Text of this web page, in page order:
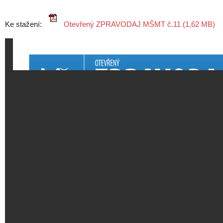
Ke stažení: Otevřený ZPRAVODAJ MŠMT č.11 (1,62 MB)